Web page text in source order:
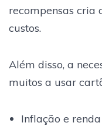
recompensas cria
custos.
Além disso, a
muitos a usar
Inflação e